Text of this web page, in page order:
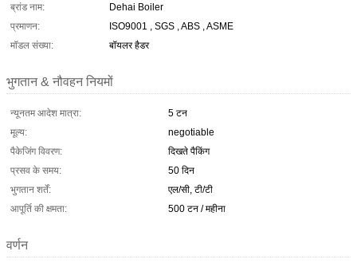
ब्रांड नाम:
Dehai Boiler
प्रमाणन:
ISO9001 , SGS , ABS , ASME
मॉडल संख्या:
बॉयलर हैडर
भुगतान & नौवहन नियमों
न्यूनतम आदेश मात्रा:
5 टन
मूल्य:
negotiable
पैकेजिंग विवरण:
दिखते पैकिंग
प्रसव के समय:
50 दिन
भुगतान शर्तें:
एल/सी, टी/टी
आपूर्ति की क्षमता:
500 टन / महीना
वर्णन